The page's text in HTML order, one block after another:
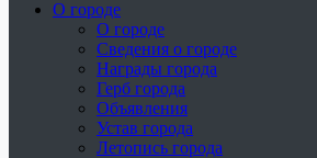
О городе
О городе
Сведения о городе
Награды города
Герб города
Объявления
Устав города
Летопись города